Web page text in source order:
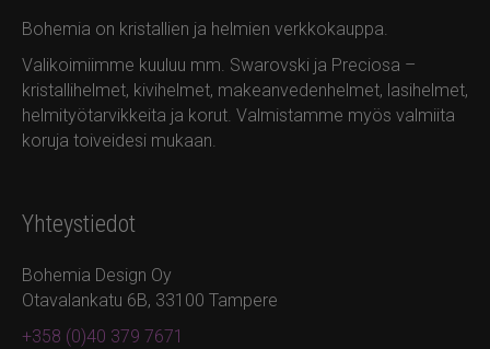
Bohemia on kristallien ja helmien verkkokauppa.
Valikoimiimme kuuluu mm. Swarovski ja Preciosa –
kristallihelmet, kivihelmet, makeanvedenhelmet, lasihelmet,
helmityötarvikkeita ja korut. Valmistamme myös valmiita
koruja toiveidesi mukaan.
Yhteystiedot
Bohemia Design Oy
Otavalankatu 6B, 33100 Tampere
+358 (0)40 379 7671